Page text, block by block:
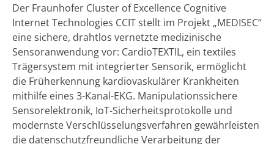
Der Fraunhofer Cluster of Excellence Cognitive
Internet Technologies CCIT stellt im Projekt „MEDISEC“
eine sichere, drahtlos vernetzte medizinische
Sensoranwendung vor: CardioTEXTIL, ein textiles
Trägersystem mit integrierter Sensorik, ermöglicht
die Früherkennung kardiovaskulärer Krankheiten
mithilfe eines 3-Kanal-EKG. Manipulationssichere
Sensorelektronik, IoT-Sicherheitsprotokolle und
modernste Verschlüsselungsverfahren gewährleisten
die datenschutzfreundliche Verarbeitung der